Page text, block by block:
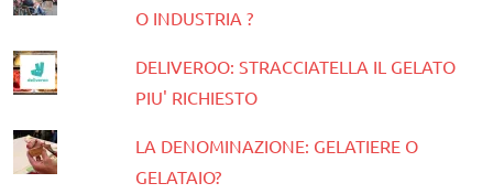
O INDUSTRIA ?
DELIVEROO: STRACCIATELLA IL GELATO
PIU' RICHIESTO
LA DENOMINAZIONE: GELATIERE O
GELATAIO?